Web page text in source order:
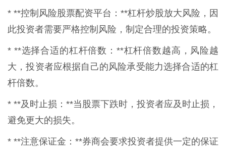
* **控制风险股票配资平台：**杠杆炒股放大风险，因
此投资者需要严格控制风险，制定合理的投资策略。
* **选择合适的杠杆倍数：**杠杆倍数越高，风险越
大，投资者应根据自己的风险承受能力选择合适的杠
杆倍数。
* **及时止损：**当股票下跌时，投资者应及时止损，
避免更大的损失。
* **注意保证金：**券商会要求投资者提供一定的保证